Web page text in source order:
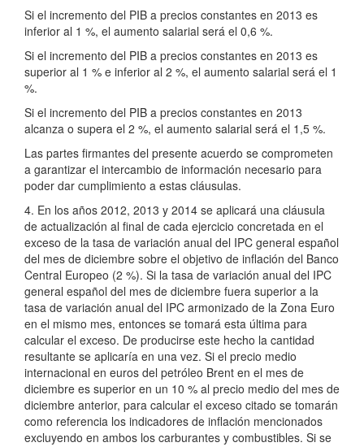
Si el incremento del PIB a precios constantes en 2013 es
inferior al 1 %, el aumento salarial será el 0,6 %.
Si el incremento del PIB a precios constantes en 2013 es
superior al 1 % e inferior al 2 %, el aumento salarial será el 1
%.
Si el incremento del PIB a precios constantes en 2013
alcanza o supera el 2 %, el aumento salarial será el 1,5 %.
Las partes firmantes del presente acuerdo se comprometen
a garantizar el intercambio de información necesario para
poder dar cumplimiento a estas cláusulas.
4. En los años 2012, 2013 y 2014 se aplicará una cláusula
de actualización al final de cada ejercicio concretada en el
exceso de la tasa de variación anual del IPC general español
del mes de diciembre sobre el objetivo de inflación del Banco
Central Europeo (2 %). Si la tasa de variación anual del IPC
general español del mes de diciembre fuera superior a la
tasa de variación anual del IPC armonizado de la Zona Euro
en el mismo mes, entonces se tomará esta última para
calcular el exceso. De producirse este hecho la cantidad
resultante se aplicaría en una vez. Si el precio medio
internacional en euros del petróleo Brent en el mes de
diciembre es superior en un 10 % al precio medio del mes de
diciembre anterior, para calcular el exceso citado se tomarán
como referencia los indicadores de inflación mencionados
excluyendo en ambos los carburantes y combustibles. Si se